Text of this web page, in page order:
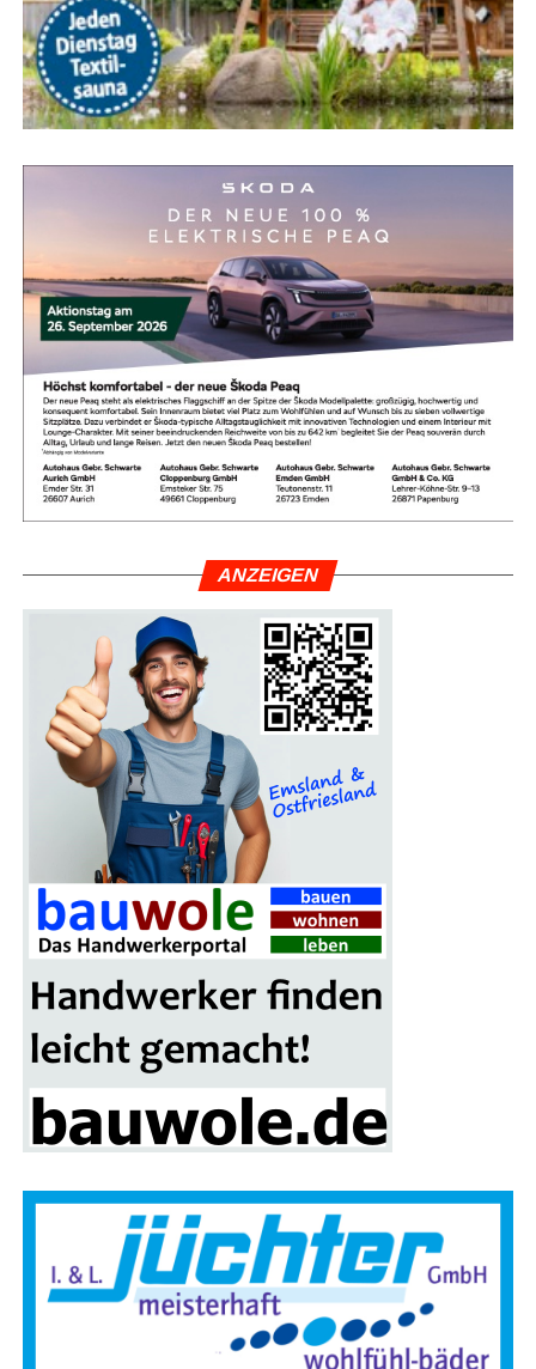
Früh­lings-Wal­king im Julia­nen­
park: Bewe­gung, Wald­luft &
Geselligkeit
Genie­ßen Sie den Früh­ling in Leer aktiv! Jeden Mitt­woch
um 14 Uhr lädt die Nor­dic-Wal­king-Grup­pe im Julia­nen­
park zum gemein­sa­men Lau­fen und Klö­nen ein. Hier ste­
hen sport­li­ches Mit­ein­an­der und locke­re Gesel­lig­keit im
Fokus – auch abseits der Stre­cke. Egal ob Anfän­ger oder
Fort­ge­schrit­te­ne, mit oder ohne Stö­cke: Die Teil­nah­me
unter der Lei­tung von Heil­prak­ti­ke­rin Astrid Frey ist kos­
ten­frei und unver­bind­lich. Treff­punkt ist der Park­platz bei
Bur­ger King. Atmen Sie tief durch und bewe­gen Sie sich
ANZEI­GEN